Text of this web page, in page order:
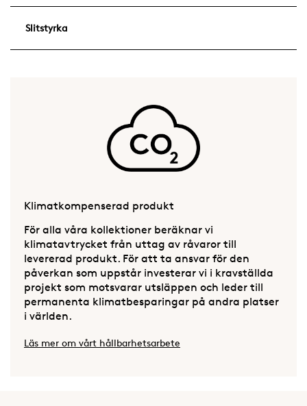
Slitstyrka
Klimatkompenserad produkt
För alla våra kollektioner beräknar vi
klimatavtrycket från uttag av råvaror till
levererad produkt. För att ta ansvar för den
påverkan som uppstår investerar vi i kravställda
projekt som motsvarar utsläppen och leder till
permanenta klimatbesparingar på andra platser
i världen.
Läs mer om vårt hållbarhetsarbete